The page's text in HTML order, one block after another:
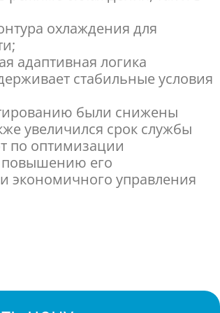
охлаждения для
адаптивная логика
стабильные условия
были снижены
увеличился срок службы
по оптимизации
повышению его
экономичного управления
вращения вентилятора